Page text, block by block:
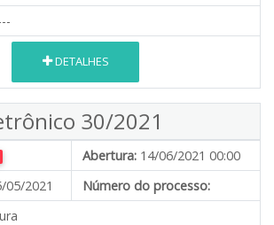
DETALHES
30/2021
Abertura: 14/06/2021 00:00
05/2021
Número do processo: